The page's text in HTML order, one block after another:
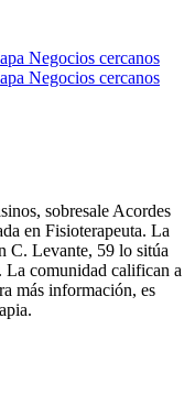
Negocios cercanos
Negocios cercanos
sobresale Acordes
en Fisioterapeuta. La
C. Levante, 59 lo sitúa
La comunidad califican a
más información, es